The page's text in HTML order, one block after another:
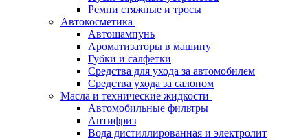
Ремни стяжные и тросы
Автокосметика
Автошампунь
Ароматизаторы в машину
Губки и салфетки
Средства для ухода за автомобилем
Средства ухода за салоном
Масла и технические жидкости
Автомобильные фильтры
Антифриз
Вода дистиллированная и электролит